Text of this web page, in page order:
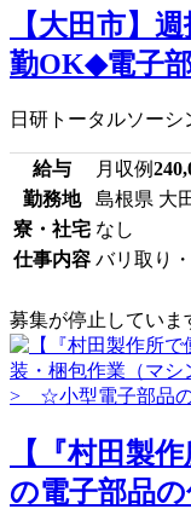
【大田市】
勤OK◆電子
日研トータルソーシ
給与 月収例
勤務地
島根県 大
寮・社宅 なし
仕事内容 バリ取り
募集が停止していま
【『村田製
の電子部品